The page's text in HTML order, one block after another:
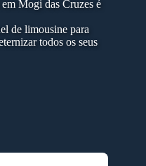
Mogi das Cruzes é
de limousine para
todos os seus